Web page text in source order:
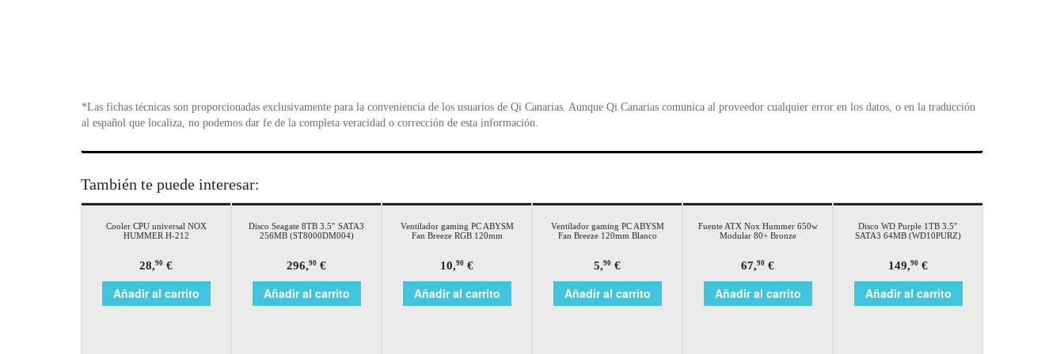
*Las fichas técnicas son proporcionadas exclusivamente para la conveniencia de los usuarios de Qi Canarias. Aunque Qi Canarias comunica al proveedor cualquier error en los datos, o en la traducción
al español que localiza, no podemos dar fe de la completa veracidad o corrección de esta información.
También te puede interesar:
Cooler CPU universal NOX
HUMMER H-212
28,90 €
Añadir al carrito
Disco Seagate 8TB 3.5″ SATA3
256MB (ST8000DM004)
296,90 €
Añadir al carrito
Ventilador gaming PC ABYSM
Fan Breeze RGB 120mm
10,90 €
Añadir al carrito
Ventilador gaming PC ABYSM
Fan Breeze 120mm Blanco
5,90 €
Añadir al carrito
Fuente ATX Nox Hummer 650w
Modular 80+ Bronze
67,90 €
Añadir al carrito
Disco WD Purple 1TB 3.5″
SATA3 64MB (WD10PURZ)
149,90 €
Añadir al carrito